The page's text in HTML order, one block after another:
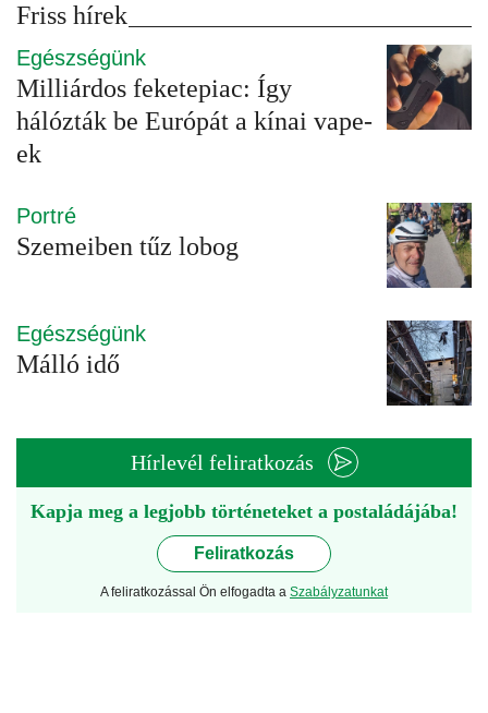
Friss hírek
Egészségünk
Milliárdos feketepiac: Így
hálózták be Európát a kínai vape-
ek
Portré
Szemeiben tűz lobog
Egészségünk
Málló idő
Hírlevél feliratkozás
Kapja meg a legjobb történeteket a postaládájába!
Feliratkozás
A feliratkozással Ön elfogadta a Szabályzatunkat